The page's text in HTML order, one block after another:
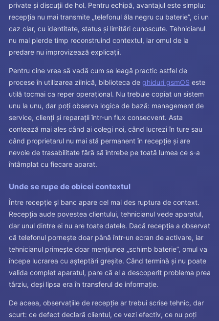
private și discuții de hol. Pentru echipă, avantajul este simplu:
recepția nu mai transmite „telefonul ăla negru cu baterie”, ci un
caz clar, cu identitate, status și limitări cunoscute. Tehnicianul
nu mai pierde timp reconstruind contextul, iar omul de la
predare nu improvizează explicații.
Pentru cine vrea să vadă cum se leagă practic astfel de
procese în utilizarea zilnică, biblioteca de ghiduri gsmOS este
utilă tocmai ca reper operațional. Nu trebuie copiat un sistem
unu la unu, dar poți observa logica de bază: management de
service, clienți și reparații într-un flux consecvent. Asta
contează mai ales când ai colegi noi, când lucrezi în ture sau
când proprietarul nu mai stă permanent în recepție și are
nevoie de trasabilitate fără să întrebe pe toată lumea ce s-a
întâmplat cu fiecare aparat.
Unde se rupe de obicei contextul
Între recepție și banc apare cel mai des ruptura de context.
Recepția aude povestea clientului, tehnicianul vede aparatul,
dar unul dintre ei nu are toate datele. Dacă recepția a observat
că telefonul pornește doar până într-un ecran de activare, iar
tehnicianul primește doar mențiunea „schimb baterie”, omul va
începe lucrarea cu așteptări greșite. Când termină și nu poate
valida complet aparatul, pare că el a descoperit problema prea
târziu, deși lipsa era în transferul de informație.
De aceea, observațiile de recepție ar trebui scrise tehnic, dar
scurt: ce defect declară clientul, ce vezi efectiv, ce nu poți